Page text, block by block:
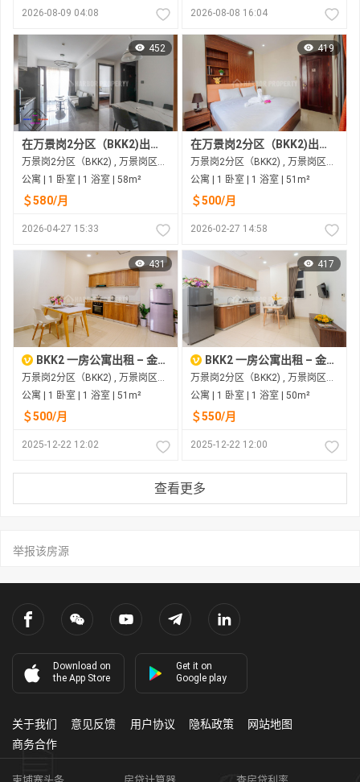
2026-08-09 04:08 2026-08-08 16:04
452
在万景岗2分区（BKK2)出租的公寓
万景岗2分区（BKK2) , 万景岗区（BKK) , 金边市
公寓 | 1 卧室 | 1 浴室 | 58m²
＄580/月
2026-04-27 15:33
419
在万景岗2分区（BKK2)出租的公寓
万景岗2分区（BKK2) , 万景岗区（BKK) , 金边市
公寓 | 1 卧室 | 1 浴室 | 51m²
＄500/月
2026-02-27 14:58
431
BKK2 一房公寓出租 – 金边市中心特价优惠
万景岗2分区（BKK2) , 万景岗区（BKK) , 金边市
公寓 | 1 卧室 | 1 浴室 | 51m²
＄500/月
2025-12-22 12:02
417
BKK2 一房公寓出租 – 金边市中心实惠租金
万景岗2分区（BKK2) , 万景岗区（BKK) , 金边市
公寓 | 1 卧室 | 1 浴室 | 50m²
＄550/月
2025-12-22 12:00
查看更多
举报该房源
Download on
the App Store
Get it on
Google play
关于我们 意见反馈 用户协议 隐私政策
网站地图
商务合作